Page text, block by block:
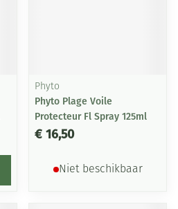
Phyto
Phyto Plage Voile
Protecteur Fl Spray 125ml
€ 16,50
Niet beschikbaar